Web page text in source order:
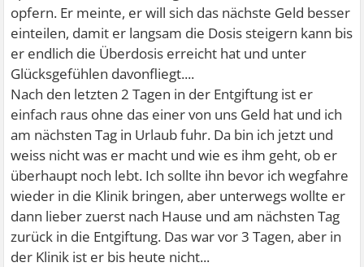
opfern. Er meinte, er will sich das nächste Geld besser
einteilen, damit er langsam die Dosis steigern kann bis
er endlich die Überdosis erreicht hat und unter
Glücksgefühlen davonfliegt....
Nach den letzten 2 Tagen in der Entgiftung ist er
einfach raus ohne das einer von uns Geld hat und ich
am nächsten Tag in Urlaub fuhr. Da bin ich jetzt und
weiss nicht was er macht und wie es ihm geht, ob er
überhaupt noch lebt. Ich sollte ihn bevor ich wegfahre
wieder in die Klinik bringen, aber unterwegs wollte er
dann lieber zuerst nach Hause und am nächsten Tag
zurück in die Entgiftung. Das war vor 3 Tagen, aber in
der Klinik ist er bis heute nicht...